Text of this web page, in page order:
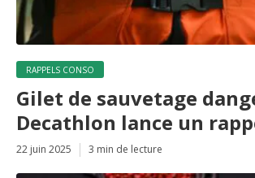
RAPPELS CONSO
Gilet de sauvetage
Decathlon lance un
22 juin 2025 3 min de lecture